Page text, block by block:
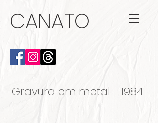
CANATO
Gravura em metal - 1984